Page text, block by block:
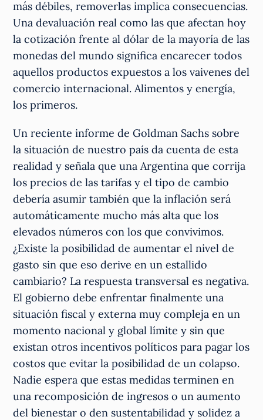
más débiles, removerlas implica consecuencias.
Una devaluación real como las que afectan hoy
la cotización frente al dólar de la mayoría de las
monedas del mundo significa encarecer todos
aquellos productos expuestos a los vaivenes del
comercio internacional. Alimentos y energía,
los primeros.
Un reciente informe de Goldman Sachs sobre
la situación de nuestro país da cuenta de esta
realidad y señala que una Argentina que corrija
los precios de las tarifas y el tipo de cambio
debería asumir también que la inflación será
automáticamente mucho más alta que los
elevados números con los que convivimos.
¿Existe la posibilidad de aumentar el nivel de
gasto sin que eso derive en un estallido
cambiario? La respuesta transversal es negativa.
El gobierno debe enfrentar finalmente una
situación fiscal y externa muy compleja en un
momento nacional y global límite y sin que
existan otros incentivos políticos para pagar los
costos que evitar la posibilidad de un colapso.
Nadie espera que estas medidas terminen en
una recomposición de ingresos o un aumento
del bienestar o den sustentabilidad y solidez a